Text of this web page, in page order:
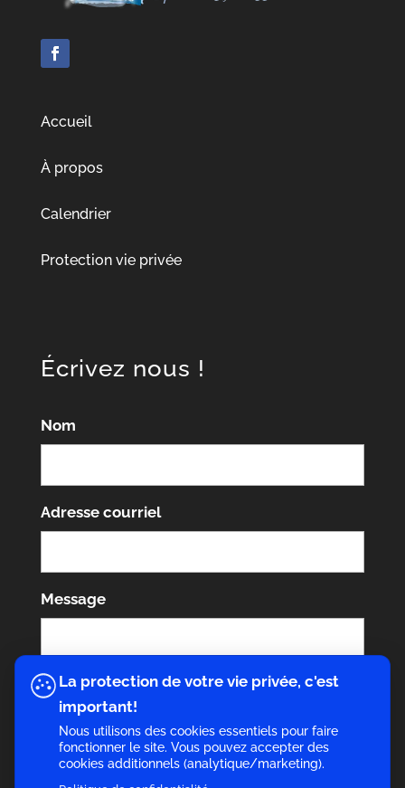
Accueil
À propos
Calendrier
Protection vie privée
Écrivez nous !
Nom
Adresse courriel
Message
La protection de votre vie privée, c'est
important!
Nous utilisons des cookies essentiels pour faire
fonctionner le site. Vous pouvez accepter des
cookies additionnels (analytique/marketing).